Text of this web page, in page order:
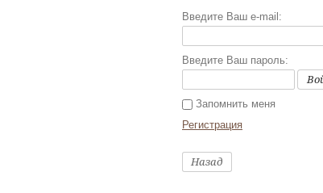
Введите Ваш e-mail:
Введите Ваш пароль:
Запомнить меня
Регистрация
Назад